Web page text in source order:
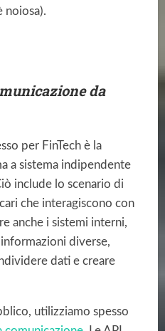
noiosa).
da
per FinTech è la
a sistema indipendente
include lo scenario di
che interagiscono con
anche i sistemi interni,
diverse,
dati e creare
utilizziamo spesso